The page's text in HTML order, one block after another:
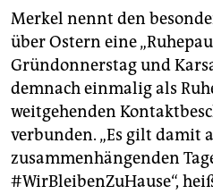
Merkel nennt den
über Ostern eine
Gründonnerstag und
demnach einmalig als
weitgehenden
verbunden. „Es gilt damit
zusammenhängenden
#WirBleibenZuHause“,